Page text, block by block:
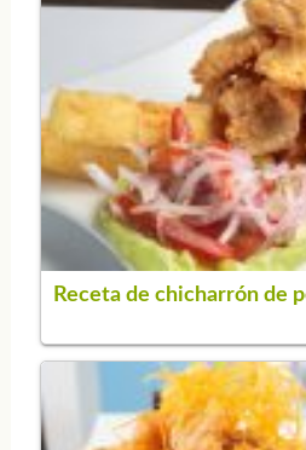
Receta de chicharrón de